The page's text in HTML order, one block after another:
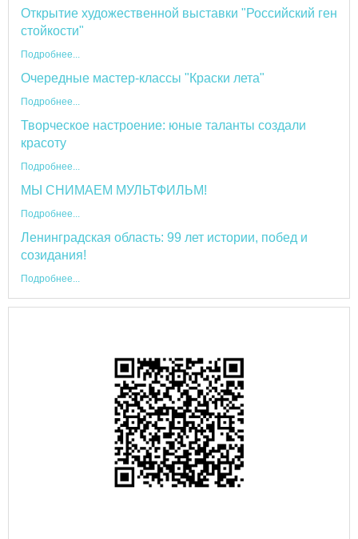
Открытие художественной выставки "Российский ген
стойкости"
Подробнее...
Очередные мастер-классы "Краски лета"
Подробнее...
Творческое настроение: юные таланты создали
красоту
Подробнее...
МЫ СНИМАЕМ МУЛЬТФИЛЬМ!
Подробнее...
Ленинградская область: 99 лет истории, побед и
созидания!
Подробнее...